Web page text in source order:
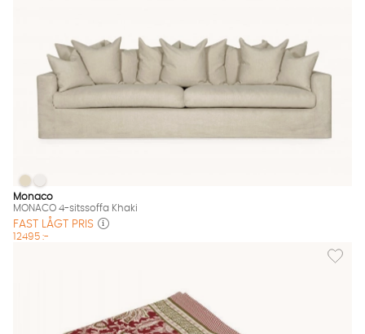
MONACO 4-sitssoffa Khaki Finns även i dessa färger:
MONACO 4-sitssoffa Khaki
MONACO 4-sitssoffa Khaki
Monaco
MONACO 4-sitssoffa Khaki
FAST LÅGT PRIS
12495 :-
Lägg